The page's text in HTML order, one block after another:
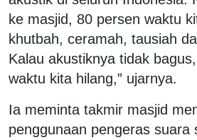
ke masjid, 80 persen waktu
khutbah, ceramah, tausiah
Kalau akustiknya tidak
waktu kita hilang,” ujarnya.
Ia meminta takmir masjid
penggunaan pengeras suara